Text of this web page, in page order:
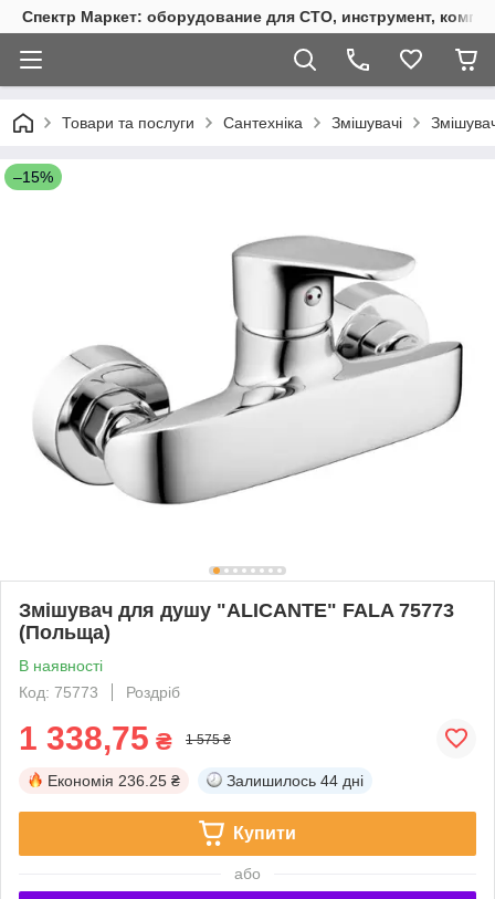
Спектр Маркет: оборудование для СТО, инструмент,
Товари та послуги Сантехніка Змішувачі
–15%
Змішувач для душу "ALICANTE" FALA 75773
(Польща)
В наявності
Код: 75773
Роздріб
1 338,75 ₴ 1 575 ₴
Економія 236.25 ₴ Залишилось 44 дні
Купити
або